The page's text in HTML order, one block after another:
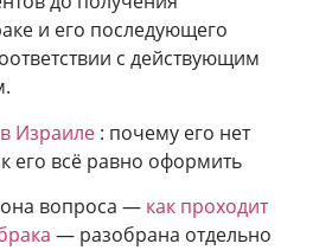
и его последующего
с действующим
Израиле : почему его нет
его всё равно оформить
вопроса — как проходит
— разобрана отдельно